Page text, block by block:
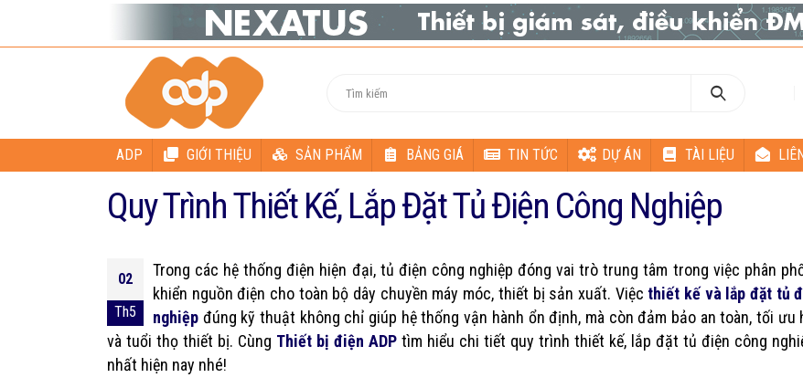
ADP GIỚI THIỆU SẢN PHẨM BẢNG GIÁ TIN TỨC DỰ ÁN TÀI LIỆU
Quy Trình Thiết Kế, Lắp Đặt Tủ Điện Công Nghiệp
02
Th5
Trong các hệ thống điện hiện đại, tủ điện công nghiệp đóng vai trò trung tâm trong việc phân
khiển nguồn điện cho toàn bộ dây chuyền máy móc, thiết bị sản xuất. Việcthiết kế và lắp đặt tủ
nghiệp đúng kỹ thuật không chỉ giúp hệ thống vận hành ổn định, mà còn đảm bảo an toàn, tối ưu
và tuổi thọ thiết bị. Cùng Thiết bị điện ADP tìm hiểu chi tiết quy trình thiết kế, lắp đặt tủ điện công
nhất hiện nay nhé!